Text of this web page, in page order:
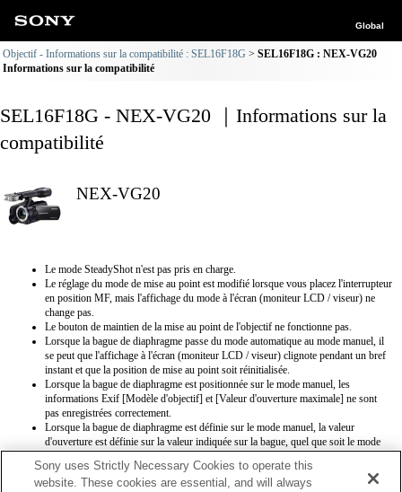
Global
Objectif - Informations sur la compatibilité : SEL16F18G
SEL16F18G : NEX-VG20
Informations sur la compatibilité
SEL16F18G - NEX-VG20 ｜Informations sur la
compatibilité
NEX-VG20
Le mode SteadyShot n'est pas pris en charge.
Le réglage du mode de mise au point est modifié lorsque vous placez l'interrupteur
en position MF, mais l'affichage du mode à l'écran (moniteur LCD / viseur) ne
change pas.
Le bouton de maintien de la mise au point de l'objectif ne fonctionne pas.
Lorsque la bague de diaphragme passe du mode automatique au mode manuel, il
se peut que l'affichage à l'écran (moniteur LCD / viseur) clignote pendant un bref
instant et que la position de mise au point soit réinitialisée.
Lorsque la bague de diaphragme est positionnée sur le mode manuel, les
informations Exif [Modèle d'objectif] et [Valeur d'ouverture maximale] ne sont
pas enregistrées correctement.
Lorsque la bague de diaphragme est définie sur le mode manuel, la valeur
d'ouverture est définie sur la valeur indiquée sur la bague, quel que soit le mode
Si vous faites tourner la bague de diaphragme, la période qui précède le passage
en mode d'économie d'énergie n'est pas étendue.
Sony uses Strictly Necessary Cookies to operate this
website. These cookies are essential, and will always